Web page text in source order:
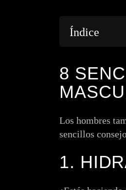
Índice
8
Los hombres
sencillos
1.